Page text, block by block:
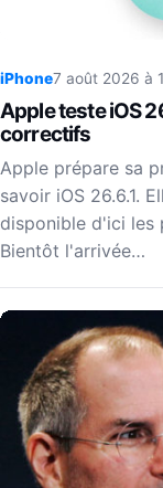
iPhone7 août 2026 à
Apple teste iOS
correctifs
Apple prépare sa
savoir iOS 26.6.1.
disponible d'ici les
Bientôt l'arrivée…